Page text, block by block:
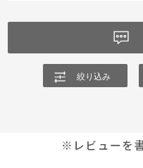
絞り込み
※レビューを